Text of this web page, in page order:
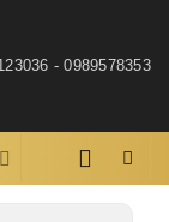
- 0989578353